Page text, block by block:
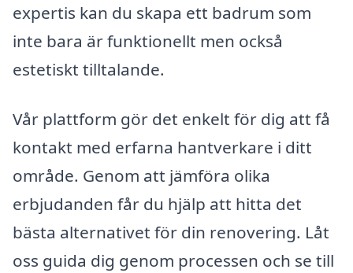
expertis kan du skapa ett badrum som
inte bara är funktionellt men också
estetiskt tilltalande.
Vår plattform gör det enkelt för dig att få
kontakt med erfarna hantverkare i ditt
område. Genom att jämföra olika
erbjudanden får du hjälp att hitta det
bästa alternativet för din renovering. Låt
oss guida dig genom processen och se till